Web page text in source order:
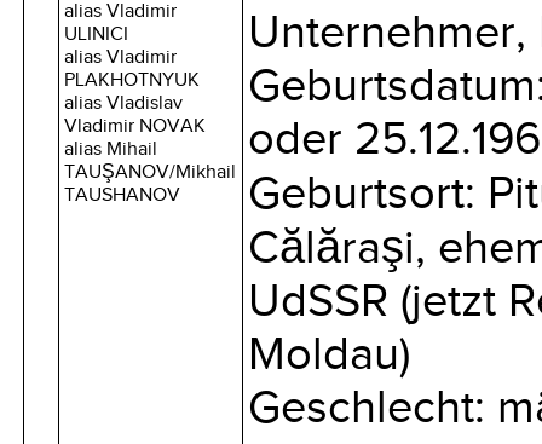
alias Vladimir
ULINICI
alias Vladimir
PLAKHOTNYUK
alias Vladislav
Vladimir NOVAK
alias Mihail
TAUŞANOV/Mikhail
TAUSHANOV
oder
Geburtsort:
Călăraşi,
UdSSR (jetzt
Moldau)
Geschlecht: